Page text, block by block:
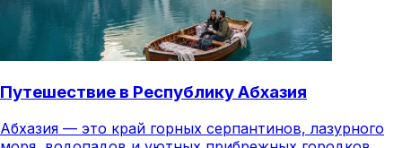
Путешествие в Республику Абхазия
Абхазия — это край горных серпантинов, лазурного